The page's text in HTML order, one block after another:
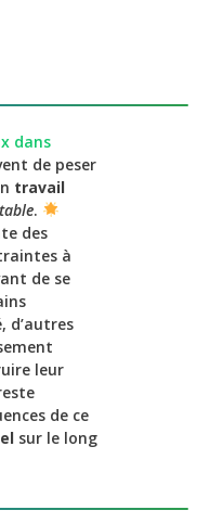
dans
de peser
travail
.
des
à
de se
d’autres
leur
de ce
sur le long